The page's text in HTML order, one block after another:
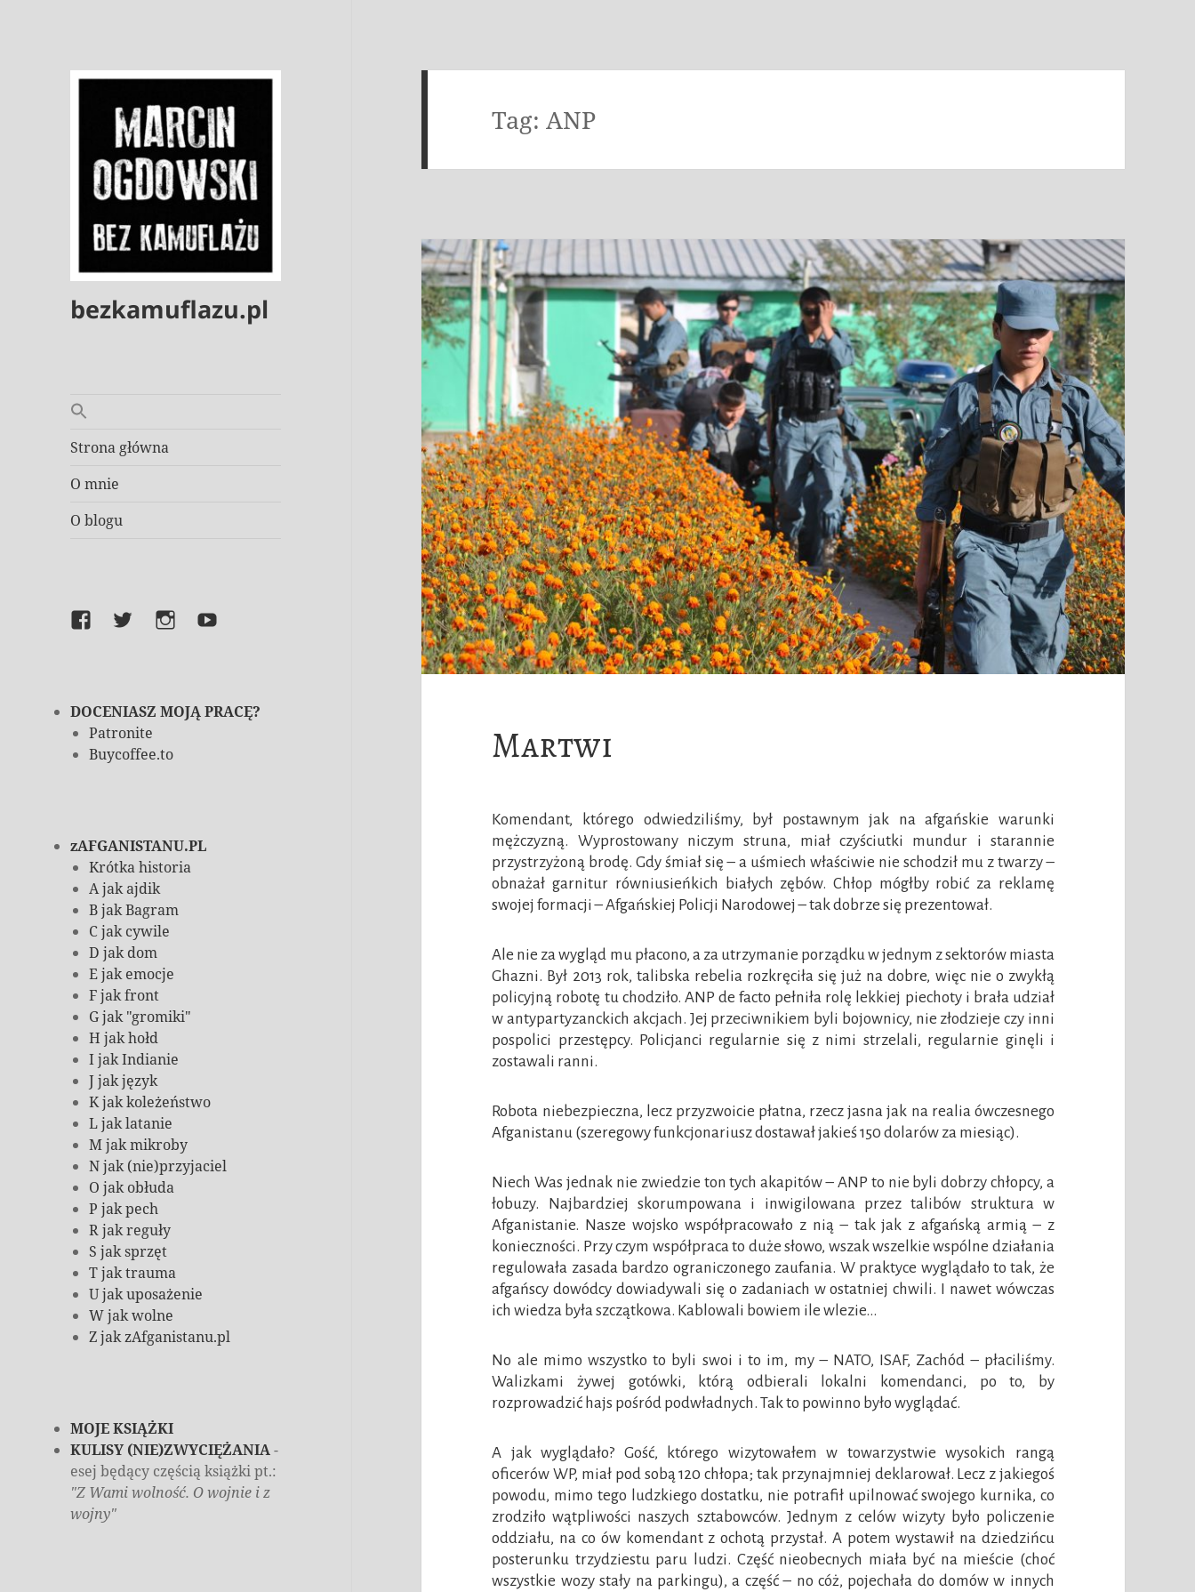
bezkamuflazu.pl
Strona główna
O mnie
O blogu
FacebookTwitterInstagramYouTube
DOCENIASZ MOJĄ PRACĘ?
Patronite
Buycoffee.to
zAFGANISTANU.PL
Krótka historia
A jak ajdik
B jak Bagram
C jak cywile
D jak dom
E jak emocje
F jak front
G jak "gromiki"
H jak hołd
I jak Indianie
J jak język
K jak koleżeństwo
L jak latanie
M jak mikroby
N jak (nie)przyjaciel
O jak obłuda
P jak pech
R jak reguły
S jak sprzęt
T jak trauma
U jak uposażenie
W jak wolne
Z jak zAfganistanu.pl
MOJE KSIĄŻKI
KULISY (NIE)ZWYCIĘŻANIA-
esej będący częścią książki pt.:
"Z Wami wolność. O wojnie i z
wojny"
Tag:ANP
Martwi
Komendant, którego odwiedziliśmy, był postawnym jak na afgańskie warunki
mężczyzną. Wyprostowany niczym struna, miał czyściutki mundur i starannie
przystrzyżoną brodę. Gdy śmiał się – a uśmiech właściwie nie schodził mu z twarzy –
obnażał garnitur równiusieńkich białych zębów. Chłop mógłby robić za reklamę
swojej formacji – Afgańskiej Policji Narodowej – tak dobrze się prezentował.
Ale nie za wygląd mu płacono, a za utrzymanie porządku w jednym z sektorów miasta
Ghazni. Był 2013 rok, talibska rebelia rozkręciła się już na dobre, więc nie o zwykłą
policyjną robotę tu chodziło. ANP de facto pełniła rolę lekkiej piechoty i brała udział
w antypartyzanckich akcjach. Jej przeciwnikiem byli bojownicy, nie złodzieje czy inni
pospolici przestępcy. Policjanci regularnie się z nimi strzelali, regularnie ginęli i
zostawali ranni.
Robota niebezpieczna, lecz przyzwoicie płatna, rzecz jasna jak na realia ówczesnego
Afganistanu (szeregowy funkcjonariusz dostawał jakieś 150 dolarów za miesiąc).
Niech Was jednak nie zwiedzie ton tych akapitów – ANP to nie byli dobrzy chłopcy, a
łobuzy. Najbardziej skorumpowana i inwigilowana przez talibów struktura w
Afganistanie. Nasze wojsko współpracowało z nią – tak jak z afgańską armią – z
konieczności. Przy czym współpraca to duże słowo, wszak wszelkie wspólne działania
regulowała zasada bardzo ograniczonego zaufania. W praktyce wyglądało to tak, że
afgańscy dowódcy dowiadywali się o zadaniach w ostatniej chwili. I nawet wówczas
ich wiedza była szczątkowa. Kablowali bowiem ile wlezie…
No ale mimo wszystko to byli swoi i to im, my – NATO, ISAF, Zachód – płaciliśmy.
Walizkami żywej gotówki, którą odbierali lokalni komendanci, po to, by
rozprowadzić hajs pośród podwładnych. Tak to powinno było wyglądać.
A jak wyglądało? Gość, którego wizytowałem w towarzystwie wysokich rangą
oficerów WP, miał pod sobą 120 chłopa; tak przynajmniej deklarował. Lecz z jakiegoś
powodu, mimo tego ludzkiego dostatku, nie potrafił upilnować swojego kurnika, co
zrodziło wątpliwości naszych sztabowców. Jednym z celów wizyty było policzenie
oddziału, na co ów komendant z ochotą przystał. A potem wystawił na dziedzińcu
posterunku trzydziestu paru ludzi. Część nieobecnych miała być na mieście (choć
wszystkie wozy stały na parkingu), a część – no cóż, pojechała do domów w innych